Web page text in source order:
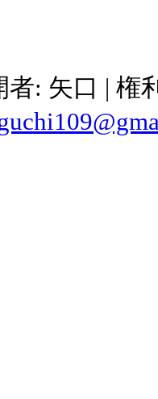
者: 矢口 |